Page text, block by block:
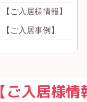
【ご入居様情報】
【ご入居事例】
【ご入居様情